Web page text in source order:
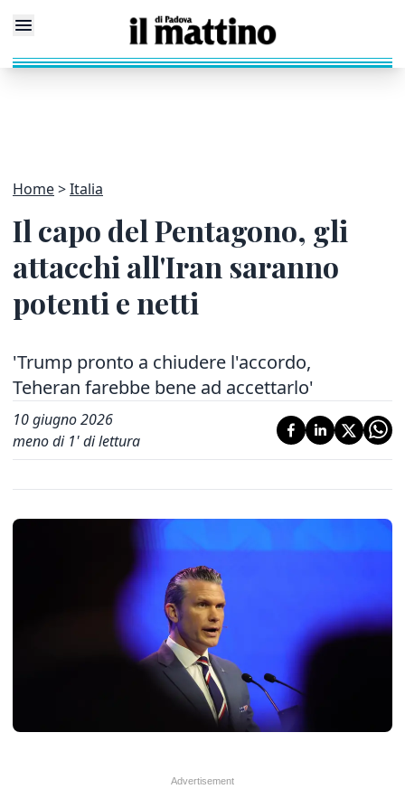
Home Italia
Il capo del Pentagono, gli
attacchi all'Iran saranno
potenti e netti
'Trump pronto a chiudere l'accordo,
Teheran farebbe bene ad accettarlo'
10 giugno 2026
meno di 1' di lettura